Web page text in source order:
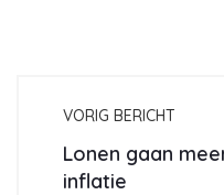
VORIG BERICHT
Lonen gaan
inflatie